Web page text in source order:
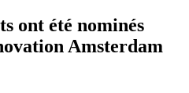
ont été nominés
Amsterdam